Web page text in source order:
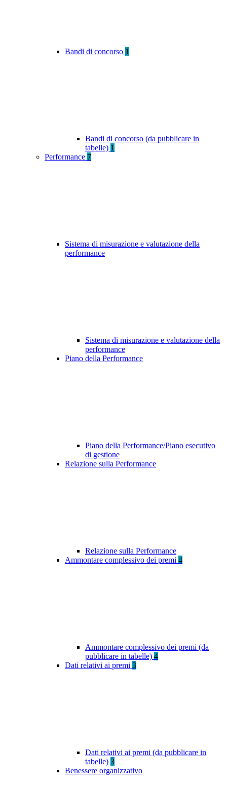
Bandi di concorso 1
Bandi di concorso (da pubblicare in
tabelle) 1
Performance 7
Sistema di misurazione e valutazione della
performance
Sistema di misurazione e valutazione della
performance
Piano della Performance
Piano della Performance/Piano esecutivo
di gestione
Relazione sulla Performance
Relazione sulla Performance
Ammontare complessivo dei premi 4
Ammontare complessivo dei premi (da
pubblicare in tabelle) 4
Dati relativi ai premi 3
Dati relativi ai premi (da pubblicare in
tabelle) 3
Benessere organizzativo